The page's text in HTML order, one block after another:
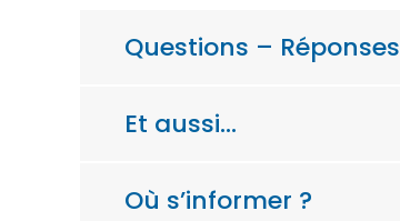
Questions – Réponses
Et aussi…
Où s’informer ?